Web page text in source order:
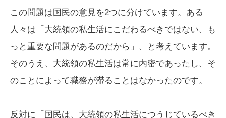
この問題は国民の意見を2つに分けています。ある
人々は「大統領の私生活にこだわるべきではない、も
っと重要な問題があるのだから」、と考えています。
そのうえ、大統領の私生活は常に内密であったし、そ
のことによって職務が滞ることはなかったのです。
反対に「国民は、大統領の私生活につうじているべき